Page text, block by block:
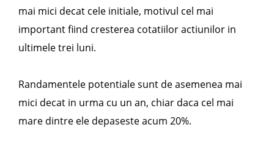
mai mici decat cele initiale, motivul cel mai
important fiind cresterea cotatiilor actiunilor in
ultimele trei luni.
Randamentele potentiale sunt de asemenea mai
mici decat in urma cu un an, chiar daca cel mai
mare dintre ele depaseste acum 20%.